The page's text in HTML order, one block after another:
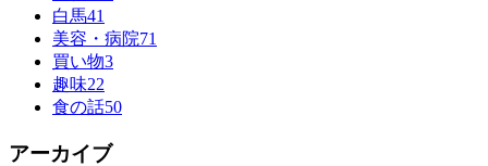
白馬41
美容・病院71
買い物3
趣味22
食の話50
アーカイブ